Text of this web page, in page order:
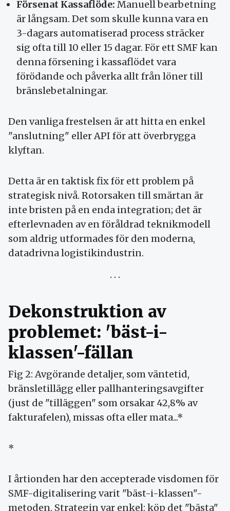
Försenat Kassaflöde: Manuell bearbetning
är långsam. Det som skulle kunna vara en
3-dagars automatiserad process sträcker
sig ofta till 10 eller 15 dagar. För ett SMF kan
denna försening i kassaflödet vara
förödande och påverka allt från löner till
bränslebetalningar.
Den vanliga frestelsen är att hitta en enkel
"anslutning" eller API för att överbrygga
klyftan.
Detta är en taktisk fix för ett problem på
strategisk nivå. Rotorsaken till smärtan är
inte bristen på en enda integration; det är
efterlevnaden av en föråldrad teknikmodell
som aldrig utformades för den moderna,
datadrivna logistikindustrin.
Dekonstruktion av
problemet: 'bäst-i-
klassen'-fällan
Fig 2: Avgörande detaljer, som väntetid,
bränsletillägg eller pallhanteringsavgifter
(just de "tilläggen" som orsakar 42,8% av
fakturafelen), missas ofta eller mata...*
*
I årtionden har den accepterade visdomen för
SMF-digitalisering varit "bäst-i-klassen"-
metoden. Strategin var enkel: köp det "bästa"